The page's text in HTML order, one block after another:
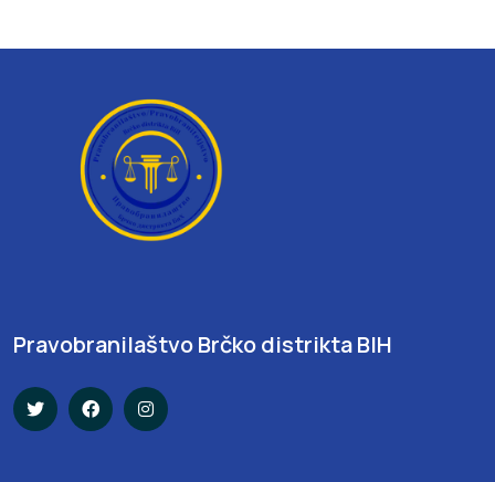
Pravobranilaštvo Brčko distrikta BIH